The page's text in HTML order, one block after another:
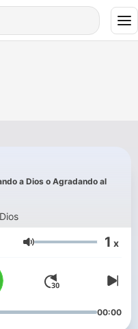
a Dios o Agradando al
Volumen 1 x
00:00